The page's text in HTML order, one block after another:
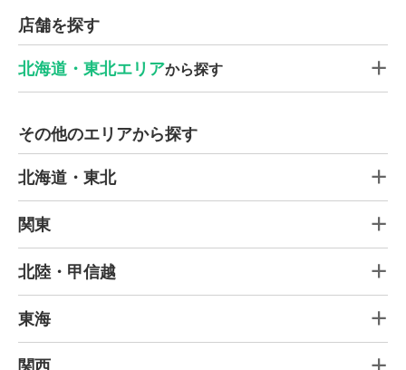
店舗を探す
北海道・東北エリアから探す
その他のエリアから探す
北海道・東北
関東
北陸・甲信越
東海
関西